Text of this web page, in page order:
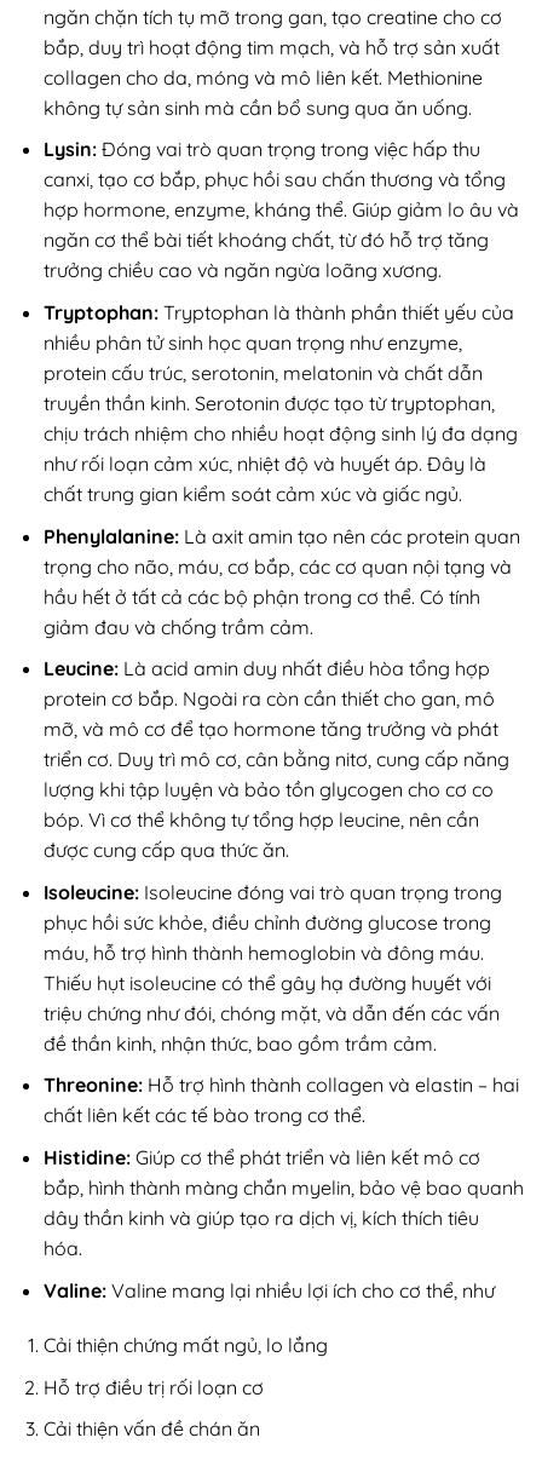
ngăn chặn tích tụ mỡ trong gan, tạo creatine cho cơ
bắp, duy trì hoạt động tim mạch, và hỗ trợ sản xuất
collagen cho da, móng và mô liên kết. Methionine
không tự sản sinh mà cần bổ sung qua ăn uống.
Lysin: Đóng vai trò quan trọng trong việc hấp thu
canxi, tạo cơ bắp, phục hồi sau chấn thương và tổng
hợp hormone, enzyme, kháng thể. Giúp giảm lo âu và
ngăn cơ thể bài tiết khoáng chất, từ đó hỗ trợ tăng
trưởng chiều cao và ngăn ngừa loãng xương.
Tryptophan: Tryptophan là thành phần thiết yếu của
nhiều phân tử sinh học quan trọng như enzyme,
protein cấu trúc, serotonin, melatonin và chất dẫn
truyền thần kinh. Serotonin được tạo từ tryptophan,
chịu trách nhiệm cho nhiều hoạt động sinh lý đa dạng
như rối loạn cảm xúc, nhiệt độ và huyết áp. Đây là
chất trung gian kiểm soát cảm xúc và giấc ngủ.
Phenylalanine:Là axit amin tạo nên các protein quan
trọng cho não, máu, cơ bắp, các cơ quan nội tạng và
hầu hết ở tất cả các bộ phận trong cơ thể. Có tính
giảm đau và chống trầm cảm.
Leucine: Là acid amin duy nhất điều hòa tổng hợp
protein cơ bắp. Ngoài ra còn cần thiết cho gan, mô
mỡ, và mô cơ để tạo hormone tăng trưởng và phát
triển cơ. Duy trì mô cơ, cân bằng nitơ, cung cấp năng
lượng khi tập luyện và bảo tồn glycogen cho cơ co
bóp. Vì cơ thể không tự tổng hợp leucine, nên cần
được cung cấp qua thức ăn.
Isoleucine:Isoleucine đóng vai trò quan trọng trong
phục hồi sức khỏe, điều chỉnh đường glucose trong
máu, hỗ trợ hình thành hemoglobin và đông máu.
Thiếu hụt isoleucine có thể gây hạ đường huyết với
triệu chứng như đói, chóng mặt, và dẫn đến các vấn
đề thần kinh, nhận thức, bao gồm trầm cảm.
Threonine: Hỗ trợ hình thành collagen và elastin – hai
chất liên kết các tế bào trong cơ thể.
Histidine:Giúp cơ thể phát triển và liên kết mô cơ
bắp, hình thành màng chắn myelin, bảo vệ bao quanh
dây thần kinh và giúp tạo ra dịch vị, kích thích tiêu
hóa.
Valine: Valine mang lại nhiều lợi ích cho cơ thể, như
Cải thiện chứng mất ngủ, lo lắng
Hỗ trợ điều trị rối loạn cơ
Cải thiện vấn đề chán ăn